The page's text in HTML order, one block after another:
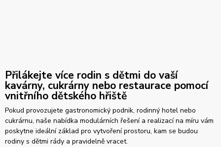
Přilákejte více rodin s dětmi do vaší
kavárny, cukrárny nebo restaurace pomocí
vnitřního dětského hřiště
Pokud provozujete gastronomický podnik, rodinný hotel nebo
cukrárnu, naše nabídka modulárních řešení a realizací na míru vám
poskytne ideální základ pro vytvoření prostoru, kam se budou
rodiny s dětmi rády a pravidelně vracet.